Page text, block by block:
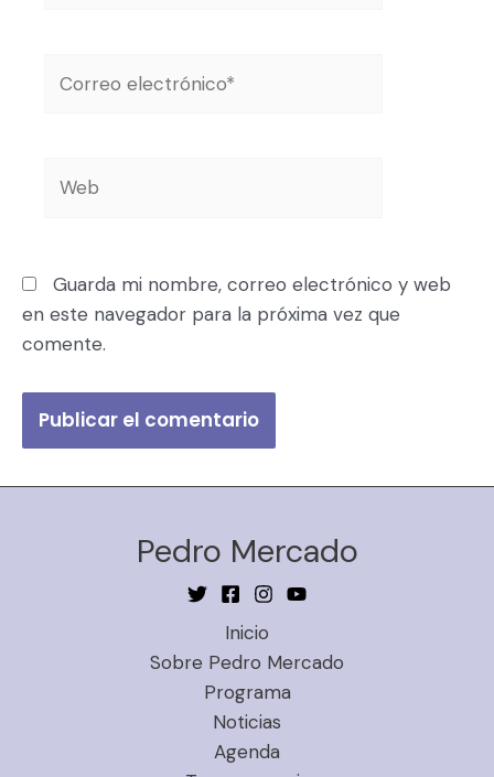
Guarda mi nombre, correo electrónico y web
en este navegador para la próxima vez que
comente.
Pedro Mercado
Inicio
Sobre Pedro Mercado
Programa
Noticias
Agenda